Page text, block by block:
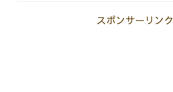
スポンサーリンク